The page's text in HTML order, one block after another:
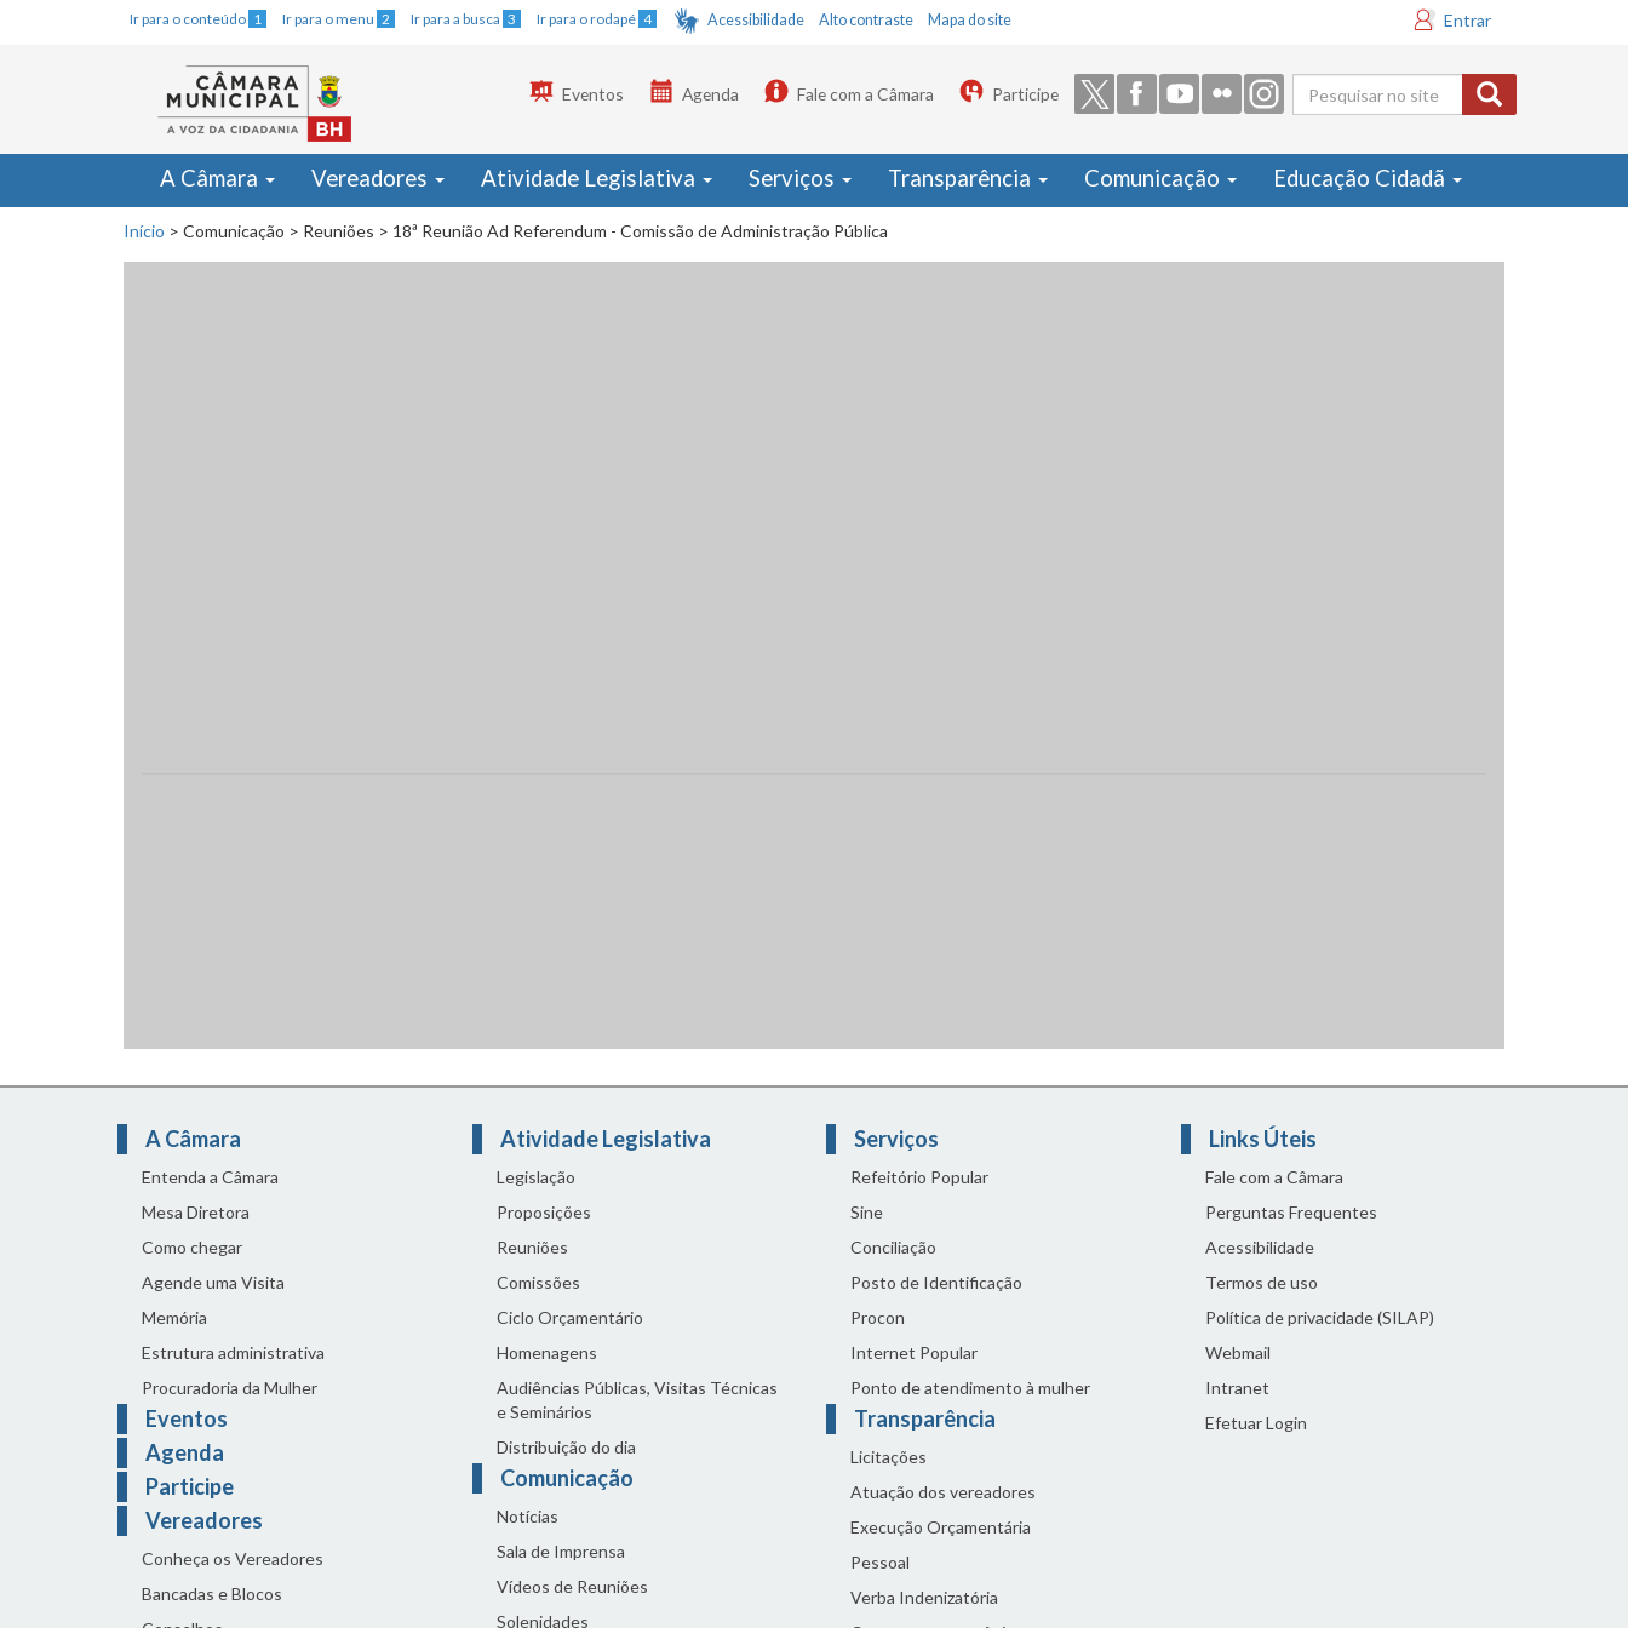
Ir para o conteúdo 1 Ir para o menu 2 Ir para a busca 3 Ir para o rodapé 4 Acessibilidade Alto contraste Mapa do site Entrar
Formulário
de busca
Eventos Agenda Fale com a Câmara Participe
A Câmara Vereadores Atividade Legislativa Serviços Transparência Comunicação Educação Cidadã
Início > Comunicação > Reuniões > 18ª Reunião Ad Referendum - Comissão de Administração Pública
A Câmara
Entenda a Câmara
Mesa Diretora
Como chegar
Agende uma Visita
Memória
Estrutura administrativa
Procuradoria da Mulher
Eventos
Agenda
Participe
Vereadores
Conheça os Vereadores
Bancadas e Blocos
Atividade Legislativa
Legislação
Proposições
Reuniões
Comissões
Ciclo Orçamentário
Homenagens
Audiências Públicas, Visitas Técnicas
e Seminários
Distribuição do dia
Comunicação
Notícias
Sala de Imprensa
Vídeos de Reuniões
Solenidades
Serviços
Refeitório Popular
Sine
Conciliação
Posto de Identificação
Procon
Internet Popular
Ponto de atendimento à mulher
Transparência
Licitações
Atuação dos vereadores
Execução Orçamentária
Pessoal
Verba Indenizatória
Links Úteis
Fale com a Câmara
Perguntas Frequentes
Acessibilidade
Termos de uso
Política de privacidade (SILAP)
Webmail
Intranet
Efetuar Login